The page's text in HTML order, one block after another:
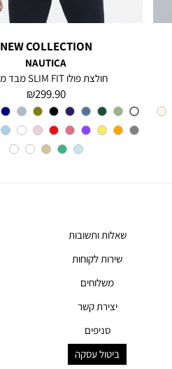
NEW COLLECTION
NAUTICA
חולצת פולו SLIM FIT מבד מנדף
מחיר
מוצר
299.90 ₪
צבע
A6M
שאלות ותשובות
שירות לקוחות
משלוחים
יצירת קשר
סניפים
ביטול עסקה